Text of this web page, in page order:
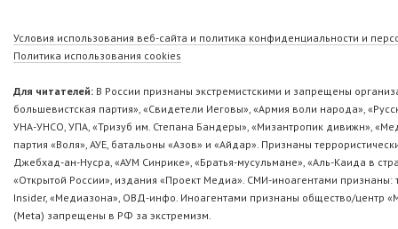
Условия использования веб-сайта и политика конфиденциальности и
Политика использования cookies
Для читателей: В России признаны экстремистскими и запрещены
большевистская партия», «Свидетели Иеговы», «Армия воли народа»,
УНА-УНСО, УПА, «Тризуб им. Степана Бандеры», «Мизантропик дивижн»,
партия «Воля», АУЕ, батальоны «Азов» и «Айдар». Признаны
Джебхад-ан-Нусра, «АУМ Синрике», «Братья-мусульмане», «Аль-Каида в
«Открытой России», издания «Проект Медиа». СМИ-иноагентами
Insider, «Медиазона», ОВД-инфо. Иноагентами признаны общество/центр
(Metа) запрещены в РФ за экстремизм.